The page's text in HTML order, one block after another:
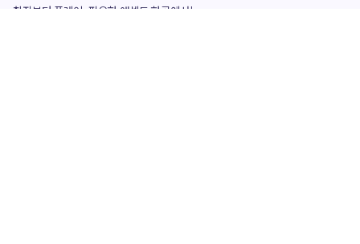
창작부터 플레이, 필요한 애셋도 한곳에서!